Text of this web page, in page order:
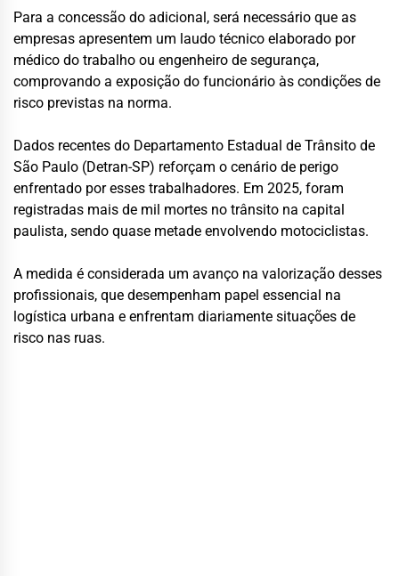
Para a concessão do adicional, será necessário que as
empresas apresentem um laudo técnico elaborado por
médico do trabalho ou engenheiro de segurança,
comprovando a exposição do funcionário às condições de
risco previstas na norma.
Dados recentes do Departamento Estadual de Trânsito de
São Paulo (Detran-SP) reforçam o cenário de perigo
enfrentado por esses trabalhadores. Em 2025, foram
registradas mais de mil mortes no trânsito na capital
paulista, sendo quase metade envolvendo motociclistas.
A medida é considerada um avanço na valorização desses
profissionais, que desempenham papel essencial na
logística urbana e enfrentam diariamente situações de
risco nas ruas.